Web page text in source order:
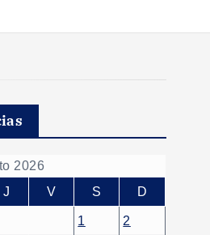
2026
J V S D
1 2